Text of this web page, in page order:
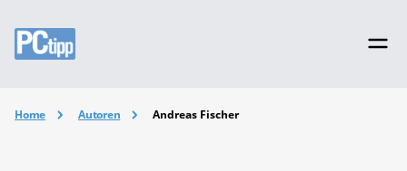
Home Autoren Andreas Fischer